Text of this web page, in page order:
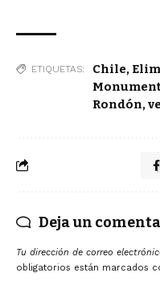
ETIQUETAS: Chile,
Rondón,
Deja un
Tu dirección de correo
obligatorios están marcados